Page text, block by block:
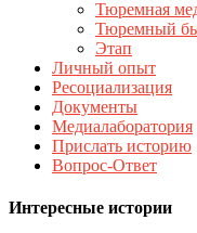
Тюремная
Тюремный
Этап
Личный опыт
Ресоциализация
Документы
Медиалаборатория
Прислать историю
Вопрос-Ответ
Интересные истории